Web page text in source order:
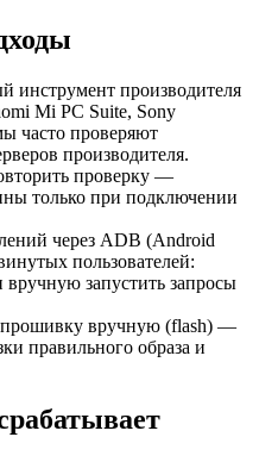
инструмент производителя
Mi PC Suite, Sony
часто проверяют
производителя.
проверку —
только при подключении
через ADB (Android
пользователей:
запустить запросы
вручную (flash) —
правильного образа и